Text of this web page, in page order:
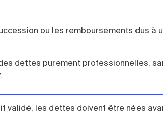
ou les remboursements dus à
dettes purement professionnelles,
validé, les dettes doivent être nées